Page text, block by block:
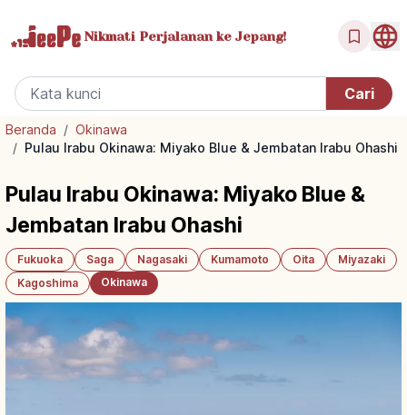
Nikmati Perjalanan ke Jepang!
Beranda / Okinawa
/ Pulau Irabu Okinawa: Miyako Blue & Jembatan Irabu Ohashi
Pulau Irabu Okinawa: Miyako Blue &
Jembatan Irabu Ohashi
Fukuoka Saga Nagasaki Kumamoto Oita
Miyazaki
Kagoshima
Okinawa